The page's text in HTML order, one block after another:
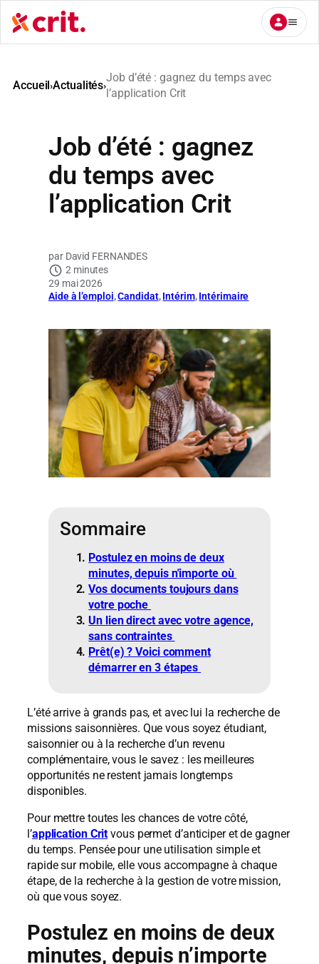
Aller
au
contenu
Accueil›Actualités›
Job d’été : gagnez du temps avec
l’application Crit
Job d’été : gagnez
du temps avec
l’application Crit
David FERNANDES
2 minutes
29 mai 2026
Aide à l’emploi, Candidat, Intérim, Intérimaire
Sommaire
Postulez en moins de deux
minutes, depuis n'importe où
Vos documents toujours dans
votre poche
Un lien direct avec votre agence,
sans contraintes
Prêt(e) ? Voici comment
démarrer en 3 étapes
L’été arrive à grands pas, et avec lui la recherche de
missions saisonnières. Que vous soyez étudiant,
saisonnier ou à la recherche d’un revenu
complémentaire, vous le savez : les meilleures
opportunités ne restent jamais longtemps
disponibles.
Pour mettre toutes les chances de votre côté,
l’application Crit vous permet d’anticiper et de gagner
du temps. Pensée pour une utilisation simple et
rapide sur mobile, elle vous accompagne à chaque
étape, de la recherche à la gestion de votre mission,
où que vous soyez.
Postulez en moins de deux
minutes, depuis n’importe